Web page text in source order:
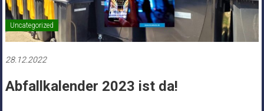
Uncategorized
28.12.2022
Abfallkalender 2023 ist da!